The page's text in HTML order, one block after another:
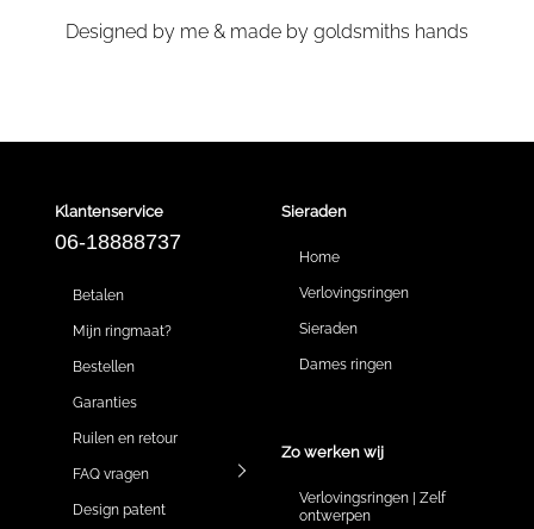
Designed by me & made by goldsmiths hands
Klantenservice
06-18888737
Betalen
Mijn ringmaat?
Bestellen
Garanties
Ruilen en retour
FAQ vragen
Design patent
Sieraden
Home
Verlovingsringen
Sieraden
Dames ringen
Zo werken wij
Verlovingsringen | Zelf
ontwerpen